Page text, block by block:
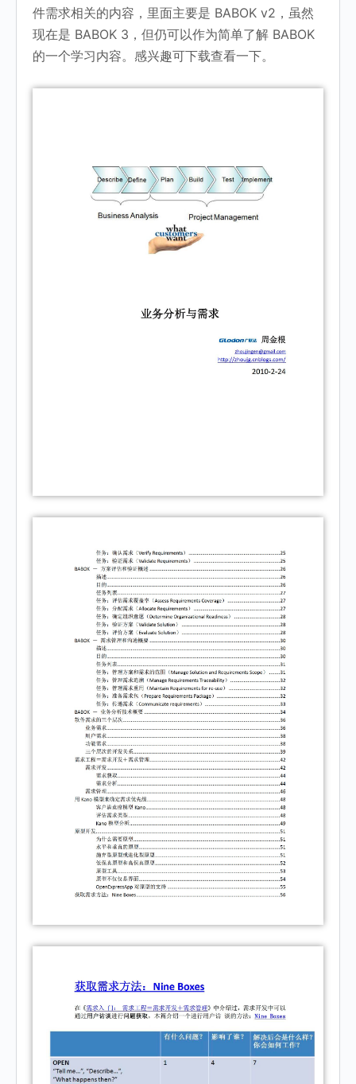
件需求相关的内容，里面主要是 BABOK v2，虽然
现在是 BABOK 3，但仍可以作为简单了解 BABOK
的一个学习内容。感兴趣可下载查看一下。